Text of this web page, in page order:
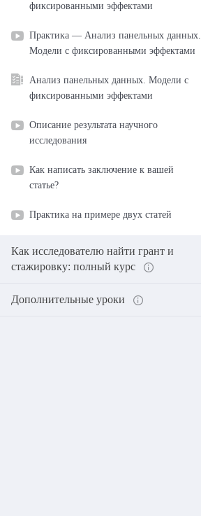
фиксированными эффектами
Практика — Анализ панельных данных.
Модели с фиксированными эффектами
Анализ панельных данных. Модели с
фиксированными эффектами
Описание результата научного
исследования
Как написать заключение к вашей
статье?
Практика на примере двух статей
Как исследователю найти грант и
стажировку: полный курс
Дополнительные уроки